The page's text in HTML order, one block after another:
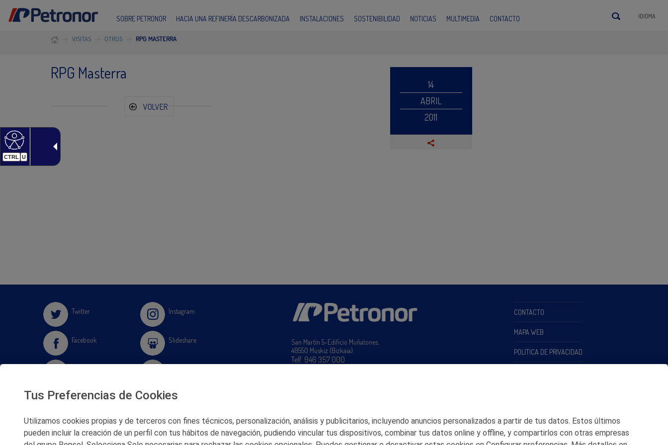
CTRL U
SOBRE PETRONOR HACIA UNA REFINERÍA DESCARBONIZADA INSTALACIONES SOSTENIBILIDAD NOTICIAS MULTIMEDIA CONTACTO IDIOMA
VISITAS OTROS RPG MASTERRA
RPG Masterra
VOLVER
14
ABRIL
2011
Twitter
Facebook
Flickr
Instagram
Slideshare
San Martín 5-Edificio Muñatones,
48550 Muskiz (Bizkaia)
Telf. 946 357 000
CONTACTO
MAPA WEB
POLITICA DE PRIVACIDAD
Tus Preferencias de Cookies
Utilizamos cookies propias y de terceros con fines técnicos, personalización, análisis y publicitarios, incluyendo anuncios personalizados a partir de tus datos. Estos últimos
pueden incluir la creación de un perfil con tus hábitos de navegación, pudiendo vincular tus dispositivos, combinar tus datos online y offline, y compartirlos con otras empresas